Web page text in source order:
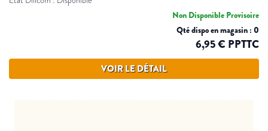
Non Disponible Provisoire
Qté dispo en magasin : 0
6,95 € PPTTC
VOIR LE DÉTAIL